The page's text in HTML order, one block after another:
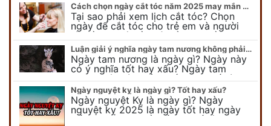
Cách chọn ngày cắt tóc năm 2025 may mắn cho cả trẻ em và người lớn
Tại sao phải xem lịch cắt tóc? Chọn
ngày để cắt tóc cho trẻ em và người
lớn cần lưu ý điều gì để gặp nhiều may
mắn ? Khi…
Luận giải ý nghĩa ngày tam nương không phải ai cũng biết
Ngày tam nương là ngày gì? Ngày này
có ý nghĩa tốt hay xấu? Ngày tam
nương sát có nguồn gốc như thế nào?
Cần kiêng kỵ điều gì khi…
Ngày nguyệt kỵ là ngày gì? Tốt hay xấu?
Ngày nguyệt Kỵ là ngày gì? Ngày
nguyệt kỵ 2025 là ngày tốt hay ngày
xấu, xem ngay để biết chi tiết ý nghĩa